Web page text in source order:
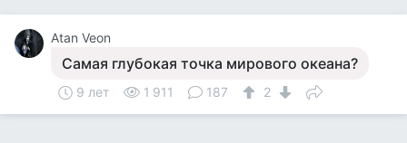
Atan Veon
Самая глубокая точка мирового океана?
9 лет 1 911 187 2